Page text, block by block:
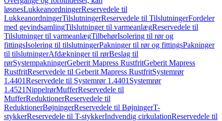
løsnesLukkeanordningerReservedele til
LukkeanordningerTilslutningerReservedele til TilslutningerFordeler
med gevindsamlingTilslutninger til varmeanlægReservedele til
Tilslutninger til varmeanlægTilbehørIsolering til rør og
fittingsIsolering til tilslutningerPakninger til rør og fittingsPakninger
til tilslutningerAfdækninger til rørBeslag til
rørSystempakningerGeberit Mapress RustfritGeberit Mapress
RustfritReservedele til Geberit Mapress RustfritSystemrør
1.4401Reservedele til Systemrør 1.4401 Systemrør
1.4521NippelrørMufferReservedele til
MufferReduktionerReservedele til
ReduktionerBøjningerReservedele til BøjningerT-
stykkerReservedele til T-stykkerIndvendig cirkulationReservedele til